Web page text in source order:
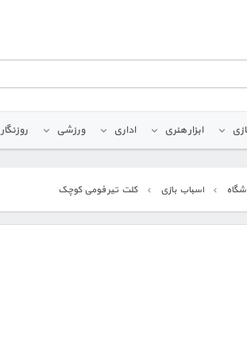
ابزار هنری اداری ورزشی روزنگار
اسباب بازی کلت تیر فومی کوچک